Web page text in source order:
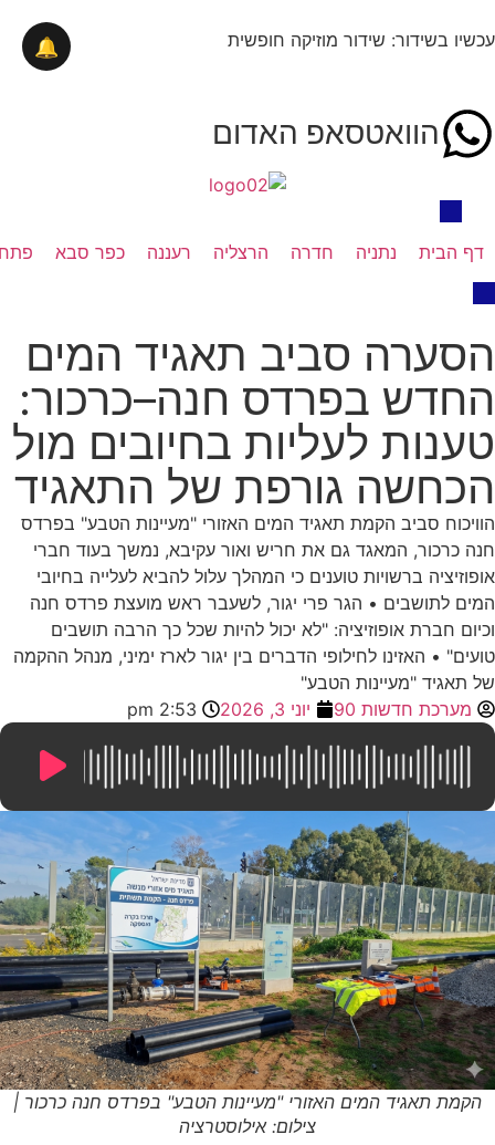
עכשיו בשידור: שידור מוזיקה חופשית
הוואטסאפ האדום
דף הבית נתניה חדרה הרצליה רעננה כפר סבא
הסערה סביב תאגיד המים
החדש בפרדס חנה–כרכור:
טענות לעליות בחיובים מול
הכחשה גורפת של התאגיד
הוויכוח סביב הקמת תאגיד המים האזורי "מעיינות הטבע" בפרדס
חנה כרכור, המאגד גם את חריש ואור עקיבא, נמשך בעוד חברי
אופוזיציה ברשויות טוענים כי המהלך עלול להביא לעלייה בחיובי
המים לתושבים • הגר פרי יגור, לשעבר ראש מועצת פרדס חנה
וכיום חברת אופוזיציה: "לא יכול להיות שכל כך הרבה תושבים
טועים" • האזינו לחילופי הדברים בין יגור לארז ימיני, מנהל ההקמה
של תאגיד "מעיינות הטבע"
מערכת חדשות 90
יוני 3, 2026 2:53 pm
0:00
11:38
הקמת תאגיד המים האזורי "מעיינות הטבע" בפרדס חנה כרכור |
צילום: אילוסטרציה
🔔